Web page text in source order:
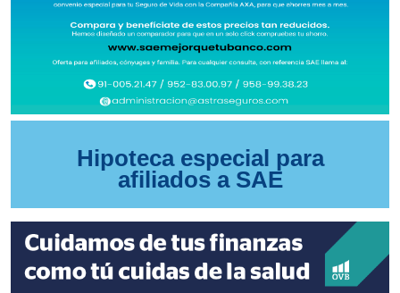
Hipoteca especial para
afiliados a SAE